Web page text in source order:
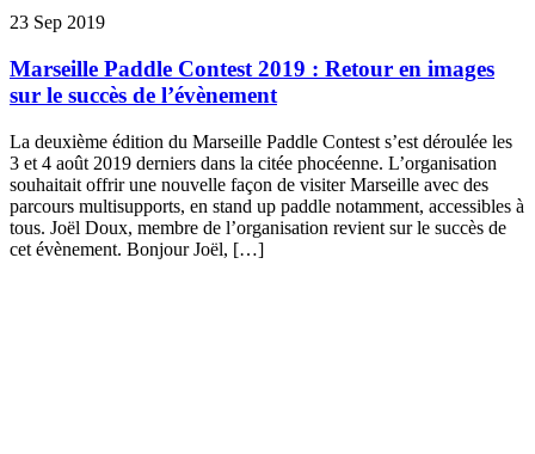
23 Sep 2019
Marseille Paddle Contest 2019 : Retour en images
sur le succès de l’évènement
La deuxième édition du Marseille Paddle Contest s’est déroulée les
3 et 4 août 2019 derniers dans la citée phocéenne. L’organisation
souhaitait offrir une nouvelle façon de visiter Marseille avec des
parcours multisupports, en stand up paddle notamment, accessibles à
tous. Joël Doux, membre de l’organisation revient sur le succès de
cet évènement. Bonjour Joël, […]